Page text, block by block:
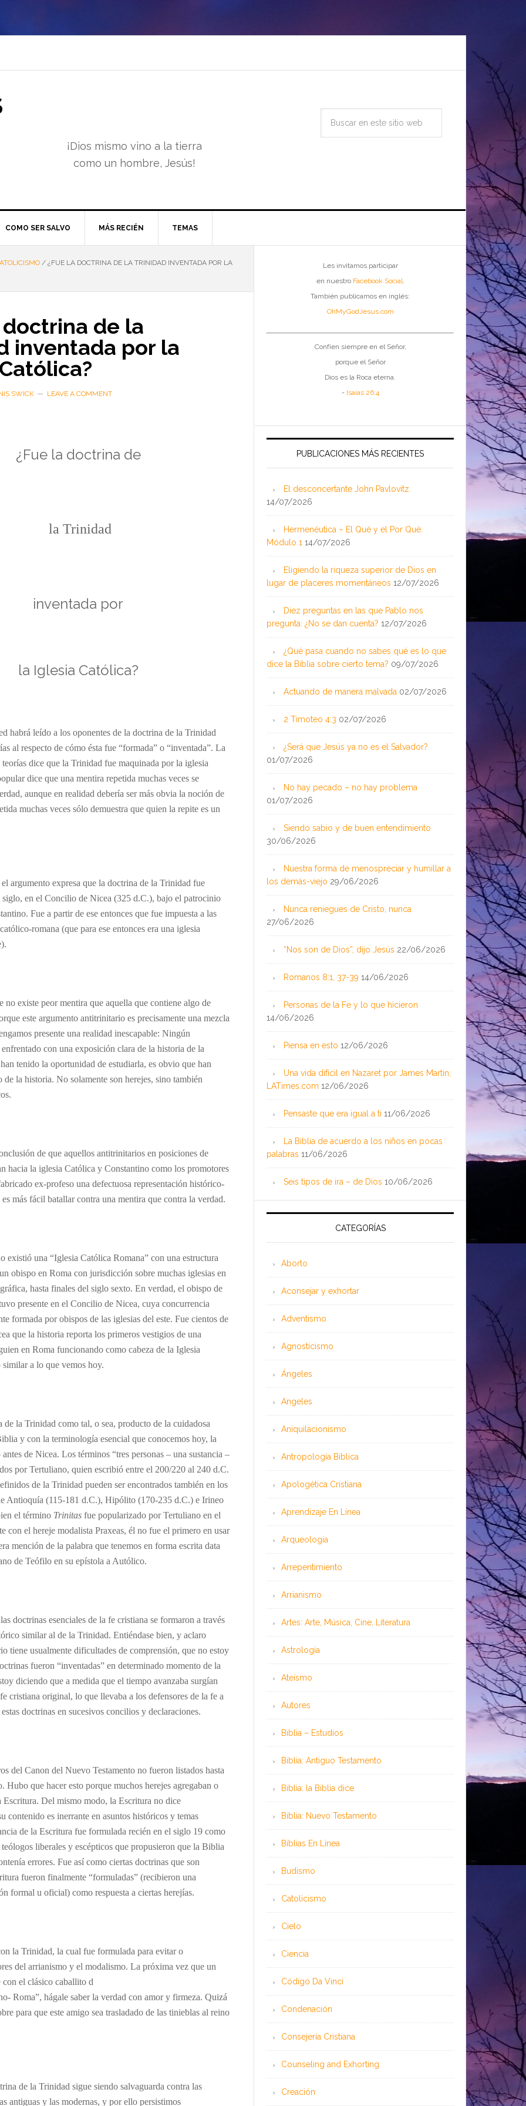
¡Dios mismo vino a la tierra
como un hombre, Jesús!
COMO SER SALVO MÁS RECIÉN TEMAS
/ ¿FUE LA DOCTRINA DE LA TRINIDAD INVENTADA POR LA
doctrina de la
inventada por la
SWICK LEAVE A COMMENT
¿Fue la doctrina de
la Trinidad
inventada por
la Iglesia Católica?
habrá leído a los oponentes de la doctrina de la Trinidad
al respecto de cómo ésta fue “formada” o “inventada”. La
teorías dice que la Trinidad fue maquinada por la iglesia
dice que una mentira repetida muchas veces se
aunque en realidad debería ser más obvia la noción de
muchas veces sólo demuestra que quien la repite es un
argumento expresa que la doctrina de la Trinidad fue
en el Concilio de Nicea (325 d.C.), bajo el patrocinio
Fue a partir de ese entonces que fue impuesta a las
romana (que para ese entonces era una iglesia
no existe peor mentira que aquella que contiene algo de
este argumento antitrinitario es precisamente una mezcla
presente una realidad inescapable: Ningún
con una exposición clara de la historia de la
tenido la oportunidad de estudiarla, es obvio que han
de la historia. No solamente son herejes, sino también
de que aquellos antitrinitarios en posiciones de
hacia la iglesia Católica y Constantino como los promotores
ex-profeso una defectuosa representación histórico-
más fácil batallar contra una mentira que contra la verdad.
existió una “Iglesia Católica Romana” con una estructura
obispo en Roma con jurisdicción sobre muchas iglesias en
hasta finales del siglo sexto. En verdad, el obispo de
presente en el Concilio de Nicea, cuya concurrencia
formada por obispos de las iglesias del este. Fue cientos de
que la historia reporta los primeros vestigios de una
en Roma funcionando como cabeza de la Iglesia
a lo que vemos hoy.
de la Trinidad como tal, o sea, producto de la cuidadosa
y con la terminología esencial que conocemos hoy, la
de Nicea. Los términos “tres personas – una sustancia –
por Tertuliano, quien escribió entre el 200/220 al 240 d.C.
de la Trinidad pueden ser encontrados también en los
Antioquía (115-181 d.C.), Hipólito (170-235 d.C.) e Irineo
el término Trinitas fue popularizado por Tertuliano en el
con el hereje modalista Praxeas, él no fue el primero en usar
mención de la palabra que tenemos en forma escrita data
de Teófilo en su epístola a Autólico.
doctrinas esenciales de la fe cristiana se formaron a través
similar al de la Trinidad. Entiéndase bien, y aclaro
tiene usualmente dificultades de comprensión, que no estoy
fueron “inventadas” en determinado momento de la
diciendo que a medida que el tiempo avanzaba surgían
cristiana original, lo que llevaba a los defensores de la fe a
doctrinas en sucesivos concilios y declaraciones.
del Canon del Nuevo Testamento no fueron listados hasta
Hubo que hacer esto porque muchos herejes agregaban o
Escritura. Del mismo modo, la Escritura no dice
contenido es inerrante en asuntos históricos y temas
de la Escritura fue formulada recién en el siglo 19 como
teólogos liberales y escépticos que propusieron que la Biblia
errores. Fue así como ciertas doctrinas que son
fueron finalmente “formuladas” (recibieron una
formal u oficial) como respuesta a ciertas herejías.
la Trinidad, la cual fue formulada para evitar o
del arrianismo y el modalismo. La próxima vez que un
el clásico caballito d
Roma”, hágale saber la verdad con amor y firmeza. Quizá
para que este amigo sea trasladado de las tinieblas al reino
de la Trinidad sigue siendo salvaguarda contra las
antiguas y las modernas, y por ello persistimos
Les invitamos participar
en nuestro Facebook Social.
También publicamos en inglés:
OhMyGodJesus.com
Confíen siempre en el Señor,
porque el Señor
Dios es la Roca eterna.
- Isaías 26:4
PUBLICACIONES MÁS RECIENTES
El desconcertante John Pavlovitz
14/07/2026
Hermenéutica – El Qué y el Por Qué:
Módulo 1 14/07/2026
Eligiendo la riqueza superior de Dios en
lugar de placeres momentáneos 12/07/2026
Diez preguntas en las que Pablo nos
pregunta: ¿No se dan cuenta? 12/07/2026
¿Qué pasa cuando no sabes qué es lo que
dice la Biblia sobre cierto tema? 09/07/2026
Actuando de manera malvada 02/07/2026
2 Timoteo 4:3 02/07/2026
¿Será que Jesús ya no es el Salvador?
01/07/2026
No hay pecado – no hay problema
01/07/2026
Siendo sabio y de buen entendimiento
30/06/2026
Nuestra forma de menospreciar y humillar a
los demás-viejo 29/06/2026
Nunca reniegues de Cristo, nunca
27/06/2026
“Nos son de Dios”, dijo Jesús 22/06/2026
Romanos 8:1, 37-39 14/06/2026
Personas de la Fe y lo que hicieron
14/06/2026
Piensa en esto 12/06/2026
Una vida difícil en Nazaret por James Martin;
LATimes.com 12/06/2026
Pensaste que era igual a ti 11/06/2026
La Biblia de acuerdo a los niños en pocas
palabras 11/06/2026
Seis tipos de ira – de Dios 10/06/2026
CATEGORÍAS
Aborto
Aconsejar y exhortar
Adventismo
Agnosticismo
Ángeles
Angeles
Aniquilacionismo
Antropología Bíblica
Apologética Cristiana
Aprendizaje En Línea
Arqueología
Arrepentimiento
Arrianismo
Artes: Arte, Música, Cine, Literatura
Astrología
Ateísmo
Autores
Biblia – Estudios
Biblia: Antiguo Testamento
Biblia: la Biblia dice
Biblia: Nuevo Testamento
Bíblias En Línea
Budismo
Catolicismo
Cielo
Ciencia
Código Da Vinci
Condenación
Consejería Cristiana
Counseling and Exhorting
Creación